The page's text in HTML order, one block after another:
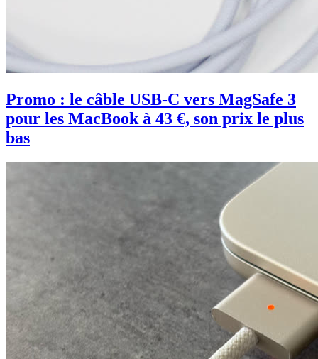
Promo : le câble USB-C vers MagSafe 3
pour les MacBook à 43 €, son prix le plus
bas